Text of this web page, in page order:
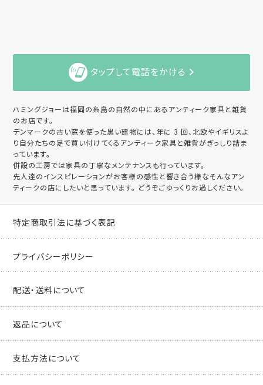
タップして電話をかける
ハミングジョーは福岡の糸島の自然の中にあるアンティーク家具と雑貨
のお店です。
デンマークの古い窓を使った黒い建物には、年に 3 回、北欧やイギリスよ
り自分たちの足で買い付けてくるアンティーク家具と雑貨がぎっしり詰ま
っています。
併設の工房では家具の丁寧なメンテナンスも行っています。
先人達のインスピレーションがお客様の感性と響き合う様なそんなアン
ティークの店にしたいと思っています。 どうぞごゆっくりお過しください。
特定商取引法に基づく表記
プライバシーポリシー
配送・送料について
返品について
支払方法について